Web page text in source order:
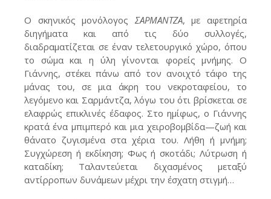
Ο σκηνικός μονόλογος ΣΑΡΜΑΝΤΖΑ, με αφετηρία
διηγήματα και από τις δύο συλλογές,
διαδραματίζεται σε έναν τελετουργικό χώρο, όπου
το σώμα και η ύλη γίνονται φορείς μνήμης. Ο
Γιάννης, στέκει πάνω από τον ανοιχτό τάφο της
μάνας του, σε μια άκρη του νεκροταφείου, το
λεγόμενο και Σαρμάντζα, λόγω του ότι βρίσκεται σε
ελαφρώς επικλινές έδαφος. Στο ημίφως, ο Γιάννης
κρατά ένα μπιμπερό και μια χειροβομβίδα—ζωή και
θάνατο ζυγισμένα στα χέρια του. Λήθη ή μνήμη;
Συγχώρεση ή εκδίκηση; Φως ή σκοτάδι; Λύτρωση ή
καταδίκη; Ταλαντεύεται διχασμένος μεταξύ
αντίρροπων δυνάμεων μέχρι την έσχατη στιγμή…